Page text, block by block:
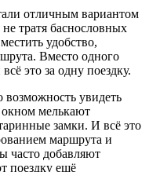
отличным вариантом
не тратя баснословных
удобство,
Вместо одного
это за одну поездку.
увидеть
окном мелькают
замки. И всё это
маршрута и
часто добавляют
поездку ещё